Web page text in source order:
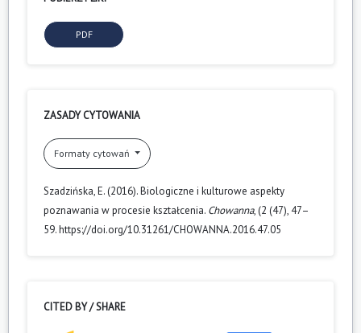
PDF
ZASADY CYTOWANIA
Formaty cytowań
Szadzińska, E. (2016). Biologiczne i kulturowe aspekty
poznawania w procesie kształcenia. Chowanna, (2 (47), 47–
59. https://doi.org/10.31261/CHOWANNA.2016.47.05
CITED BY / SHARE